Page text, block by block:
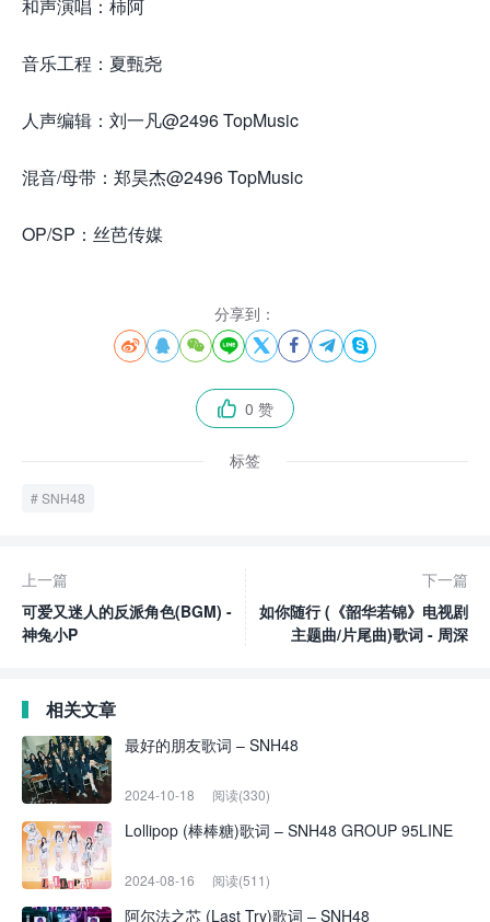
和声演唱：柿阿
音乐工程：夏甄尧
人声编辑：刘一凡@2496 TopMusic
混音/母带：郑昊杰@2496 TopMusic
OP/SP：丝芭传媒
分享到：
       
 0 赞
标签
SNH48
上一篇
可爱又迷人的反派角色(BGM) -
神兔小P
下一篇
如你随行 (《韶华若锦》电视剧
主题曲/片尾曲)歌词 - 周深
相关文章
最好的朋友歌词 – SNH48
2024-10-18 阅读(330)
Lollipop (棒棒糖)歌词 – SNH48 GROUP 95LINE
2024-08-16 阅读(511)
阿尔法之芯 (Last Try)歌词 – SNH48